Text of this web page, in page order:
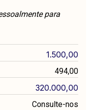
para
1.500,00
494,00
320.000,00
Consulte-nos